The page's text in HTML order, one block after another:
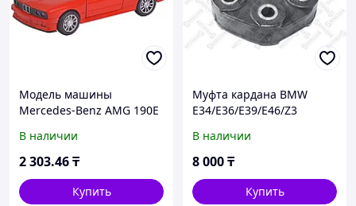
Модель машины
Mercedes-Benz AMG 190E
(12см) свет, звук,
Инерционный механизм
В наличии
2 303.46₸
Купить
Муфта кардана BMW
E34/E36/E39/E46/Z3
В наличии
8 000₸
Купить